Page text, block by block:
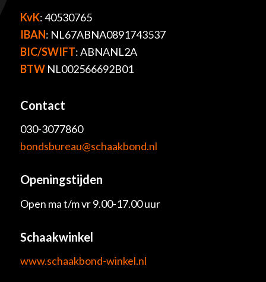
KvK: 40530765
IBAN: NL67ABNA0891743537
BIC/SWIFT: ABNANL2A
BTWNL002566692B01
Contact
030-3077860
bondsbureau@schaakbond.nl
Openingstijden
Open ma t/m vr 9.00-17.00 uur
Schaakwinkel
www.schaakbond-winkel.nl